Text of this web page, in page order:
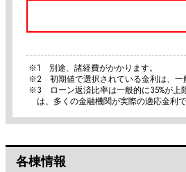
※1 別途、諸経費がかかります。
※2 初期値で選択されている金利は、一
※3 ローン返済比率は一般的に35%が上
は、多くの金融機関が実際の適応金利
各棟情報